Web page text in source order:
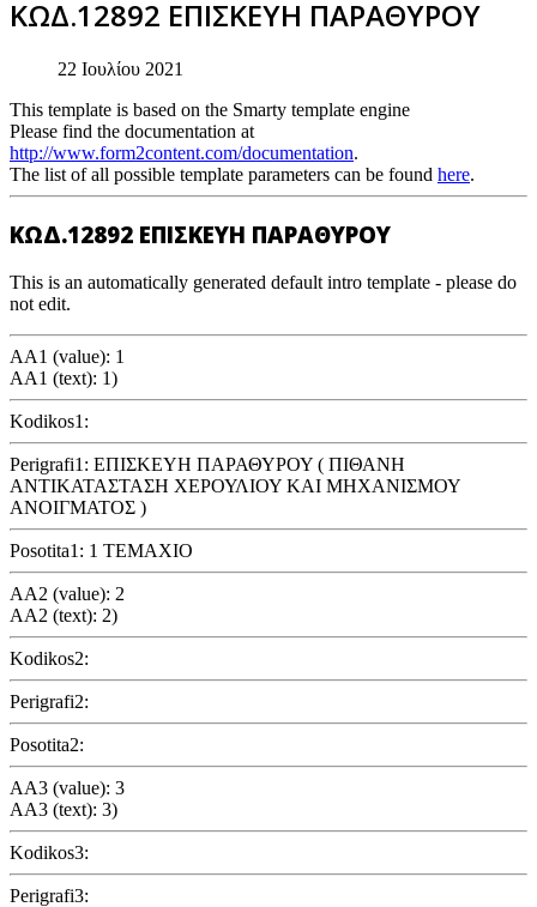
ΚΩΔ.12892 ΕΠΙΣΚΕΥΗ ΠΑΡΑΘΥΡΟΥ
22 Ιουλίου 2021
This template is based on the Smarty template engine
Please find the documentation at
http://www.form2content.com/documentation.
The list of all possible template parameters can be found here.
ΚΩΔ.12892 ΕΠΙΣΚΕΥΗ ΠΑΡΑΘΥΡΟΥ
This is an automatically generated default intro template - please do
not edit.
AA1 (value): 1
AA1 (text): 1)
Kodikos1:
Perigrafi1: ΕΠΙΣΚΕΥΗ ΠΑΡΑΘΥΡΟΥ ( ΠΙΘΑΝΗ
ΑΝΤΙΚΑΤΑΣΤΑΣΗ ΧΕΡΟΥΛΙΟΥ ΚΑΙ ΜΗΧΑΝΙΣΜΟΥ
ΑΝΟΙΓΜΑΤΟΣ )
Posotita1: 1 ΤΕΜΑΧΙΟ
AA2 (value): 2
AA2 (text): 2)
Kodikos2:
Perigrafi2:
Posotita2:
AA3 (value): 3
AA3 (text): 3)
Kodikos3:
Perigrafi3: